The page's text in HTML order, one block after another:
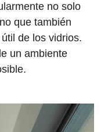
no solo
que también
de los vidrios.
un ambiente